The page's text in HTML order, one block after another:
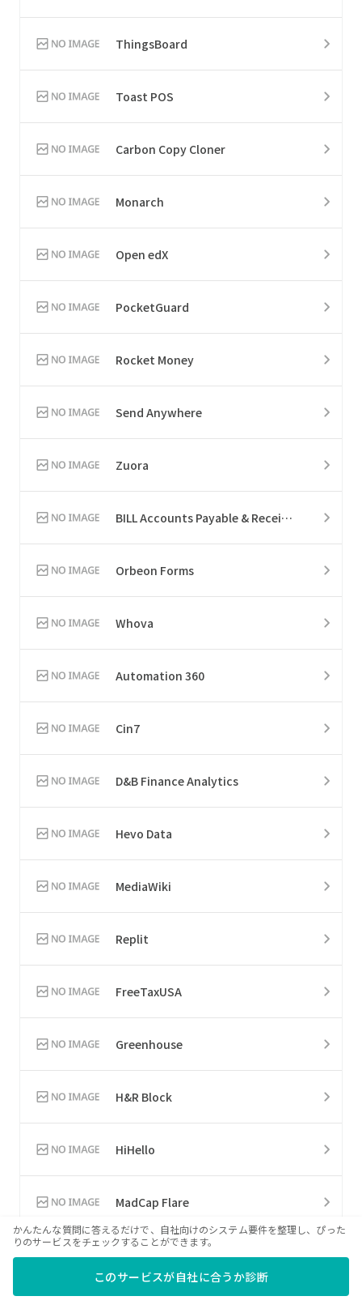
ThingsBoard
Toast POS
Carbon Copy Cloner
Monarch
Open edX
PocketGuard
Rocket Money
Send Anywhere
Zuora
BILL Accounts Payable & Receivable
Orbeon Forms
Whova
Automation 360
Cin7
D&B Finance Analytics
Hevo Data
MediaWiki
Replit
FreeTaxUSA
Greenhouse
H&R Block
HiHello
MadCap Flare
Nintex
かんたんな質問に答えるだけで、自社向けのシステム要件を整理し、ぴった
りのサービスをチェックすることができます。
このサービスが自社に合うか診断